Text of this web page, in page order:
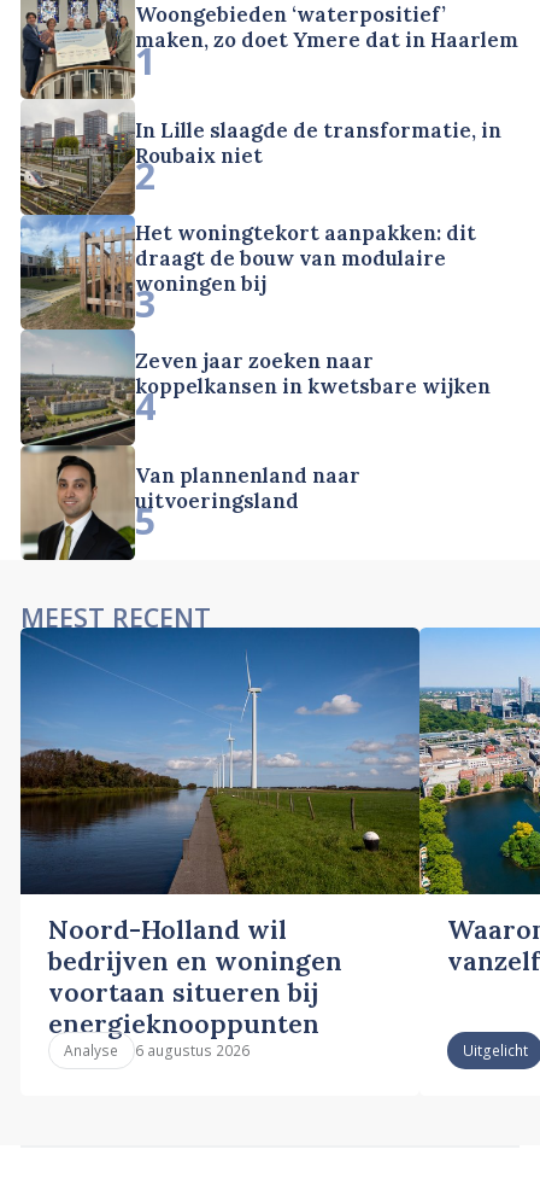
Woongebieden ‘waterpositief’
maken, zo doet Ymere dat in Haarlem
1
In Lille slaagde de transformatie, in
Roubaix niet
2
Het woningtekort aanpakken: dit
draagt de bouw van modulaire
woningen bij
3
Zeven jaar zoeken naar
koppelkansen in kwetsbare wijken
4
Van plannenland naar
uitvoeringsland
5
MEEST RECENT
Noord-Holland wil
bedrijven en woningen
voortaan situeren bij
energieknooppunten
Analyse 6 augustus 2026 Uitgelicht